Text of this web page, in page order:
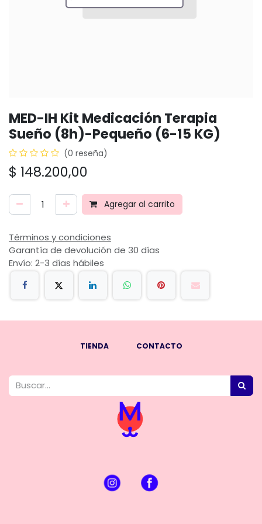
MED-IH Kit Medicación Terapia
Sueño (8h)-Pequeño (6-15 KG)
(0 reseña)
$ 148.200,00
Agregar al carrito
Términos y condiciones
Garantía de devolución de 30 días
Envío: 2-3 días hábiles
TIENDA CONTACTO